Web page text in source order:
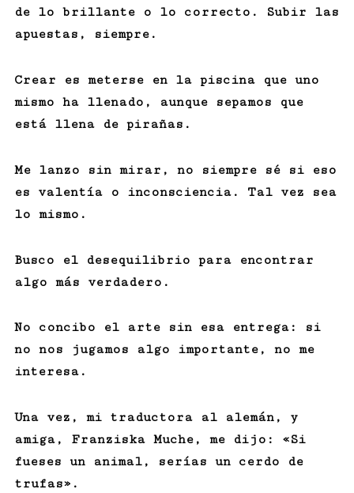
de lo brillante o lo correcto. Subir las
apuestas, siempre.
Crear es meterse en la piscina que uno
mismo ha llenado, aunque sepamos que
está llena de pirañas.
Me lanzo sin mirar, no siempre sé si eso
es valentía o inconsciencia. Tal vez sea
lo mismo.
Busco el desequilibrio para encontrar
algo más verdadero.
No concibo el arte sin esa entrega: si
no nos jugamos algo importante, no me
interesa.
Una vez, mi traductora al alemán, y
amiga, Franziska Muche, me dijo: «Si
fueses un animal, serías un cerdo de
trufas».